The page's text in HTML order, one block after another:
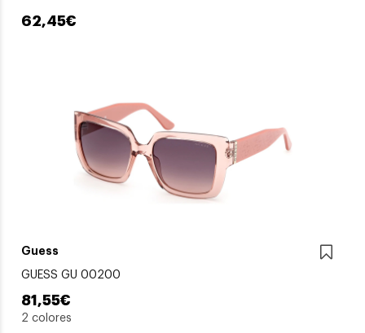
62,45€
Guess
GUESS GU 00200
81,55€
2 colores